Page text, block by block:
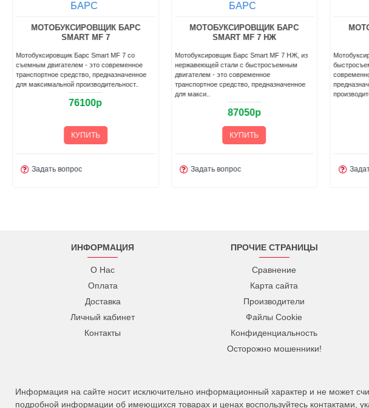
БАРС
МОТОБУКСИРОВЩИК БАРС
SMART MF 7
Мотобуксировщик Барс Smart MF 7 со
съемным двигателем - это современное
транспортное средство, предназначенное
для максимальной производительност..
76100р
КУПИТЬ
Задать вопрос
БАРС
МОТОБУКСИРОВЩИК БАРС
SMART MF 7 НЖ
Мотобуксировщик Барс Smart MF 7 НЖ, из
нержавеющей стали с быстросъемным
двигателем - это современное
транспортное средство, предназначенное
для макси..
87050р
КУПИТЬ
Задать вопрос
ИНФОРМАЦИЯ
О Нас
Оплата
Доставка
Личный кабинет
Контакты
ПРОЧИЕ СТРАНИЦЫ
Сравнение
Карта сайта
Производители
Файлы Cookie
Конфиденциальность
Осторожно мошенники!
Информация на сайте носит исключительно информационный характер и не может
подробной информации об имеющихся товарах и ценах воспользуйтесь контактами,